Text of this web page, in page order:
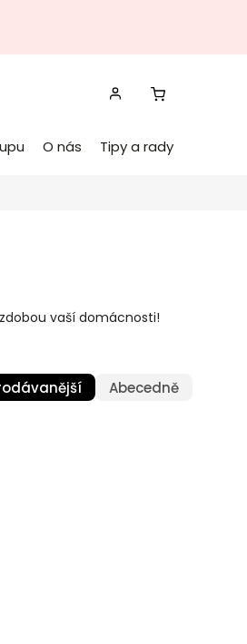
O nás Tipy a rady
vaší domácnosti!
Abecedně